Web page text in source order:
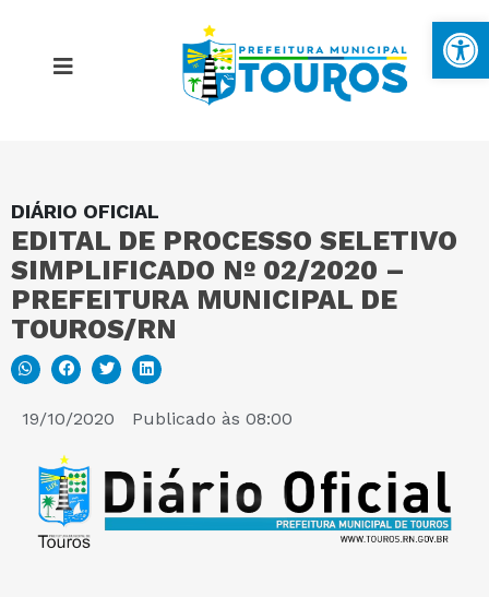
DIÁRIO OFICIAL
EDITAL DE PROCESSO SELETIVO
SIMPLIFICADO Nº 02/2020 –
PREFEITURA MUNICIPAL DE
TOUROS/RN
19/10/2020 Publicado às 08:00
MAPA DO SITE
PORTAL DA TRANSPARÊNCIA
E-SIC
PERGUNTAS FREQUENTES